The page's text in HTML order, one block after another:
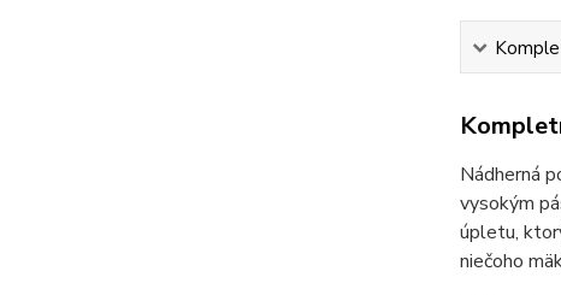
Nádherná
vysokým
úpletu,
niečoho